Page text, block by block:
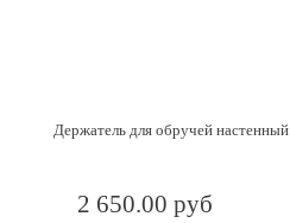
Держатель для обручей настенный
2 650.00 руб